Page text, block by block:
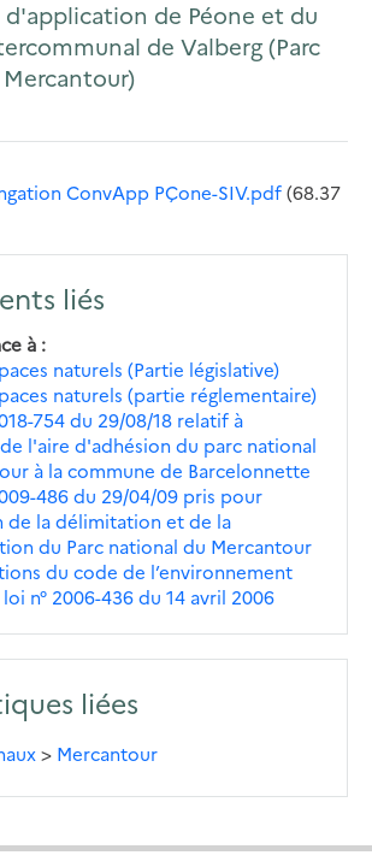
de Péone et du
de Valberg (Parc
ConvApp PÇone-SIV.pdf(68.37
liés
à
naturels (Partie législative)
naturels (partie réglementaire)
754 du 29/08/18 relatif à
l'aire d'adhésion du parc national
à la commune de Barcelonnette
486 du 29/04/09 pris pour
de la délimitation et de la
du Parc national du Mercantour
du code de l’environnement
n° 2006-436 du 14 avril 2006
liées
> Mercantour